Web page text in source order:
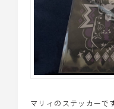
マリィのステッカーです